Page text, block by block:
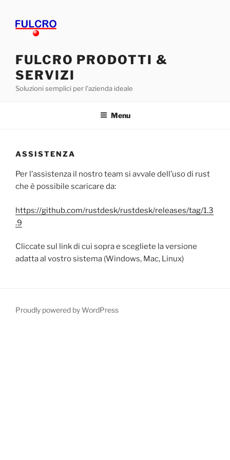
contenuto
FULCRO PRODOTTI &
SERVIZI
Soluzioni semplici per l'azienda ideale
Menu
ASSISTENZA
Per l’assistenza il nostro team si avvale dell’uso di rust
che è possibile scaricare da:
https://github.com/rustdesk/rustdesk/releases/tag/1.3
.9
Cliccate sul link di cui sopra e scegliete la versione
adatta al vostro sistema (Windows, Mac, Linux)
Proudly powered by WordPress